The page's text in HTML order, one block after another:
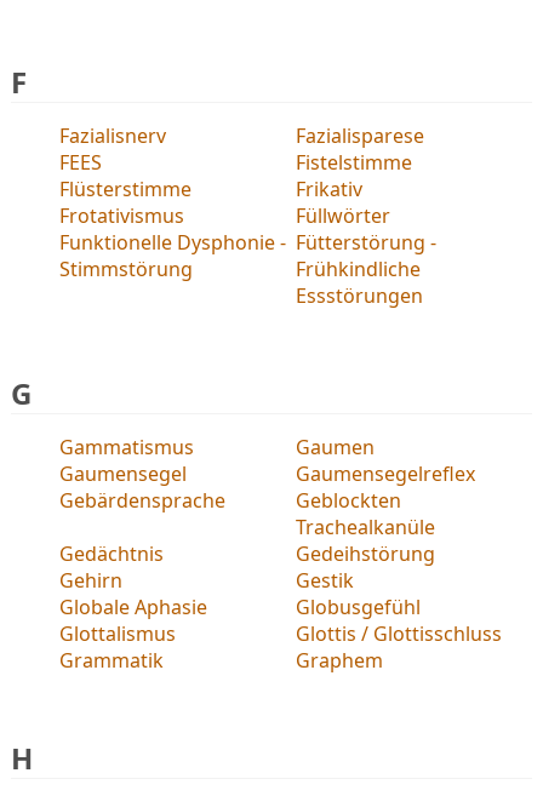
F
Fazialisnerv
Fazialisparese
FEES
Fistelstimme
Flüsterstimme
Frikativ
Frotativismus
Füllwörter
Funktionelle Dysphonie -
Stimmstörung
Fütterstörung -
Frühkindliche
Essstörungen
G
Gammatismus
Gaumen
Gaumensegel
Gaumensegelreflex
Gebärdensprache
Geblockten
Trachealkanüle
Gedächtnis
Gedeihstörung
Gehirn
Gestik
Globale Aphasie
Globusgefühl
Glottalismus
Glottis / Glottisschluss
Grammatik
Graphem
H